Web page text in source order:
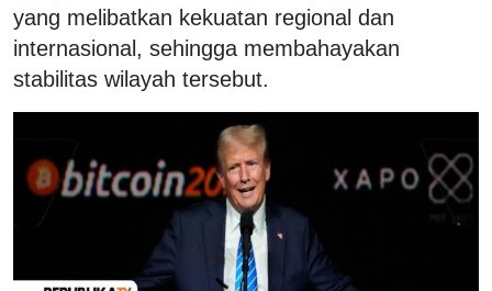
yang melibatkan kekuatan regional dan
internasional, sehingga membahayakan
stabilitas wilayah tersebut.